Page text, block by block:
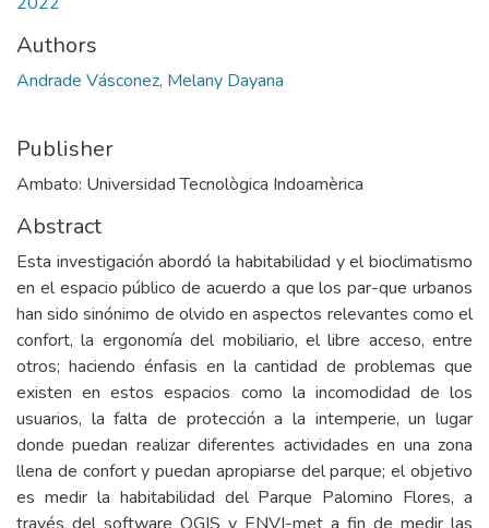
Authors
Andrade Vásconez, Melany Dayana
Publisher
Ambato: Universidad Tecnològica Indoamèrica
Abstract
Esta investigación abordó la habitabilidad y el bioclimatismo
en el espacio público de acuerdo a que los par-que urbanos
han sido sinónimo de olvido en aspectos relevantes como el
confort, la ergonomía del mobiliario, el libre acceso, entre
otros; haciendo énfasis en la cantidad de problemas que
existen en estos espacios como la incomodidad de los
usuarios, la falta de protección a la intemperie, un lugar
donde puedan realizar diferentes actividades en una zona
llena de confort y puedan apropiarse del parque; el objetivo
es medir la habitabilidad del Parque Palomino Flores, a